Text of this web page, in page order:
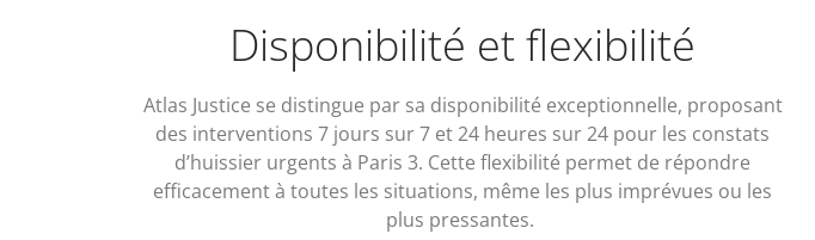
Disponibilité et flexibilité
Atlas Justice se distingue par sa disponibilité exceptionnelle, proposant
des interventions 7 jours sur 7 et 24 heures sur 24 pour les constats
d’huissier urgents à Paris 3. Cette flexibilité permet de répondre
efficacement à toutes les situations, même les plus imprévues ou les
plus pressantes.